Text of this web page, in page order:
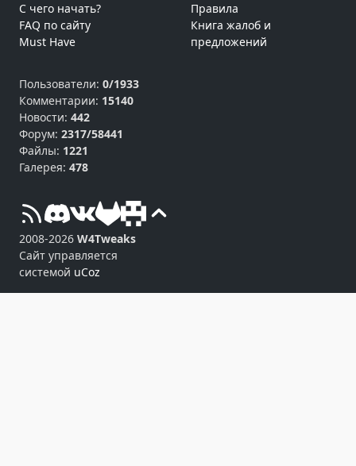
С чего начать?
FAQ по сайту
Must Have
Правила
Книга жалоб и
предложений
Пользователи: 0/1933
Комментарии: 15140
Новости: 442
Форум: 2317/58441
Файлы: 1221
Галерея: 478
2008-2026 W4Tweaks
Сайт управляется
системой uCoz